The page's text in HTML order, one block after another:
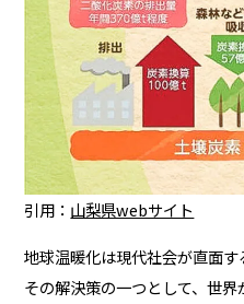
引用： 山梨県webサイト
地球温暖化は現代社会が直面す
その解決策の一つとして、世